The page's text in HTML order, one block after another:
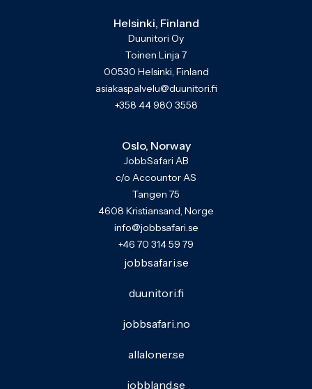
Helsinki, Finland
Duunitori Oy
Toinen Linja 7
00530 Helsinki, Finland
asiakaspalvelu@duunitori.fi
+358 44 980 3558
Oslo, Norway
JobbSafari AB
c/o Accountor AS
Tangen 75
4608 Kristiansand, Norge
info@jobbsafari.se
+46 70 314 59 79
jobbsafari.se
duunitori.fi
jobbsafari.no
allaloner.se
jobbland.se